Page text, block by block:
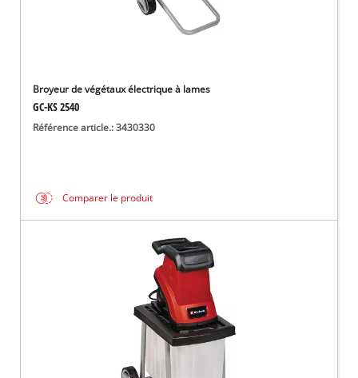
Broyeur de végétaux électrique à lames
GC-KS 2540
Référence article.: 3430330
Comparer le produit